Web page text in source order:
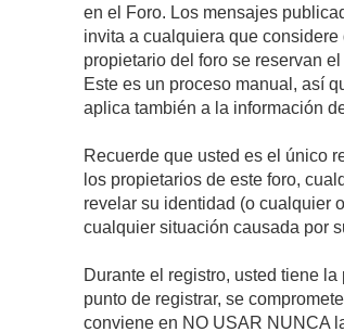
en el Foro. Los mensajes
invita a cualquiera que
propietario del foro se reservan
Este es un proceso manual, así
aplica también a la información
Recuerde que usted es el único
los propietarios de este foro,
revelar su identidad (o cualquier
cualquier situación causada por
Durante el registro, usted tiene
punto de registrar, se
conviene en NO USAR NUNCA